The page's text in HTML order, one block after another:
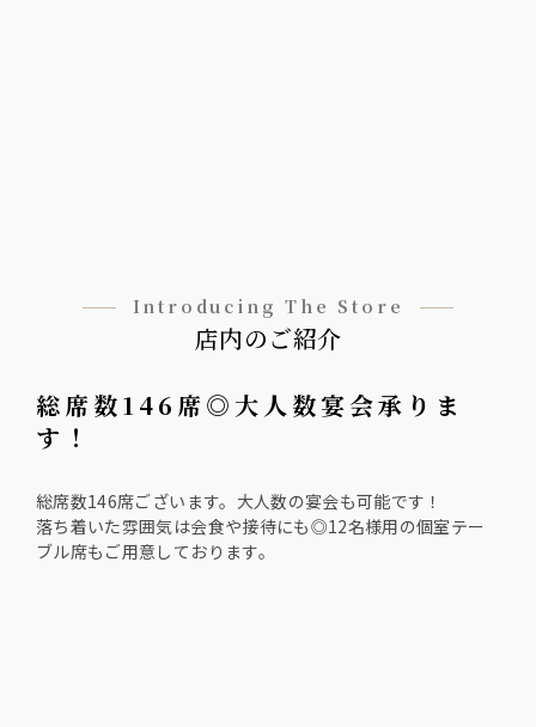
Introducing The Store
店内のご紹介
総席数146席◎大人数宴会承りま
す！
総席数146席ございます。大人数の宴会も可能です！
落ち着いた雰囲気は会食や接待にも◎12名様用の個室テー
ブル席もご用意しております。